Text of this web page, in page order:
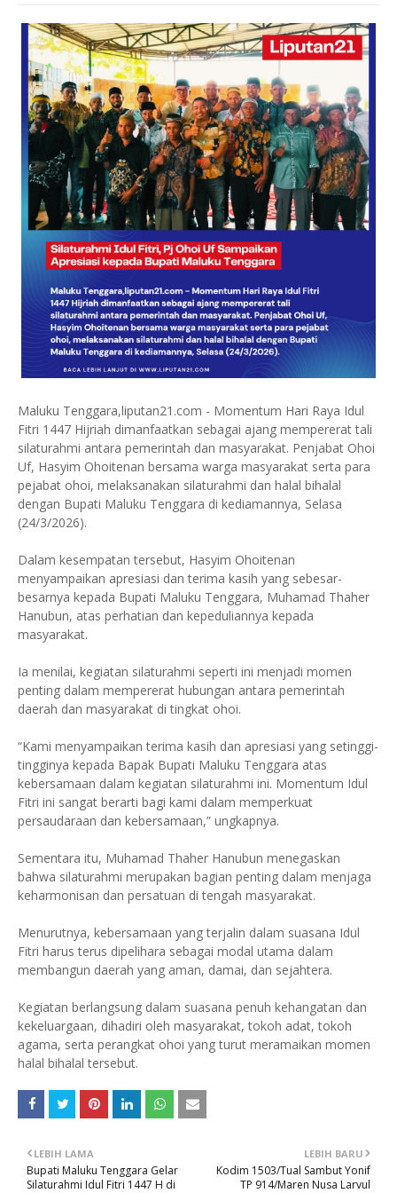
Maluku Tenggara,liputan21.com - Momentum Hari Raya Idul
Fitri 1447 Hijriah dimanfaatkan sebagai ajang mempererat tali
silaturahmi antara pemerintah dan masyarakat. Penjabat Ohoi
Uf, Hasyim Ohoitenan bersama warga masyarakat serta para
pejabat ohoi, melaksanakan silaturahmi dan halal bihalal
dengan Bupati Maluku Tenggara di kediamannya, Selasa
(24/3/2026).
Dalam kesempatan tersebut, Hasyim Ohoitenan
menyampaikan apresiasi dan terima kasih yang sebesar-
besarnya kepada Bupati Maluku Tenggara, Muhamad Thaher
Hanubun, atas perhatian dan kepeduliannya kepada
masyarakat.
Ia menilai, kegiatan silaturahmi seperti ini menjadi momen
penting dalam mempererat hubungan antara pemerintah
daerah dan masyarakat di tingkat ohoi.
“Kami menyampaikan terima kasih dan apresiasi yang setinggi-
tingginya kepada Bapak Bupati Maluku Tenggara atas
kebersamaan dalam kegiatan silaturahmi ini. Momentum Idul
Fitri ini sangat berarti bagi kami dalam memperkuat
persaudaraan dan kebersamaan,” ungkapnya.
Sementara itu, Muhamad Thaher Hanubun menegaskan
bahwa silaturahmi merupakan bagian penting dalam menjaga
keharmonisan dan persatuan di tengah masyarakat.
Menurutnya, kebersamaan yang terjalin dalam suasana Idul
Fitri harus terus dipelihara sebagai modal utama dalam
membangun daerah yang aman, damai, dan sejahtera.
Kegiatan berlangsung dalam suasana penuh kehangatan dan
kekeluargaan, dihadiri oleh masyarakat, tokoh adat, tokoh
agama, serta perangkat ohoi yang turut meramaikan momen
halal bihalal tersebut.
LEBIH BARU
Kodim 1503/Tual Sambut Yonif
TP 914/Maren Nusa Larvul
LEBIH LAMA
Bupati Maluku Tenggara Gelar
Silaturahmi Idul Fitri 1447 H di